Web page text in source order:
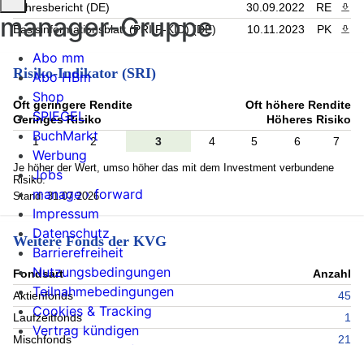
Jahresbericht (DE)
30.09.2022 RE
Basisinformationsblatt (PRIIP-KID) (DE)
10.11.2023 PK
Risiko-Indikator (SRI)
Oft geringere Rendite
Geringes Risiko
Oft höhere Rendite
Höheres Risiko
1
2 3 4 5 6 7
Je höher der Wert, umso höher das mit dem Investment verbundene
Risiko.
Stand: 31.07.2026
Weitere Fonds der KVG
Fondsart
Anzahl
Aktienfonds
45
Laufzeitfonds
1
Mischfonds
21
manager-Gruppe
Abo mm
Abo HBm
Shop
SPIEGEL
BuchMarkt
Werbung
Jobs
manage › forward
Impressum
Datenschutz
Barrierefreiheit
Nutzungsbedingungen
Teilnahmebedingungen
Cookies & Tracking
Vertrag kündigen